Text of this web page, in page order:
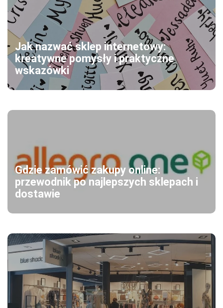
Jak nazwać sklep internetowy:
kreatywne pomysły i praktyczne
wskazówki
Gdzie zamówić zakupy online:
przewodnik po najlepszych sklepach i
dostawie